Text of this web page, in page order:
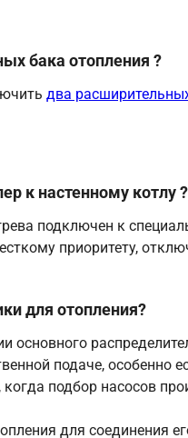
бака отопления ?
два
к настенному котлу ?
подключен к
приоритету,
для отопления?
основного
подаче,
подбор насосов
для соединения